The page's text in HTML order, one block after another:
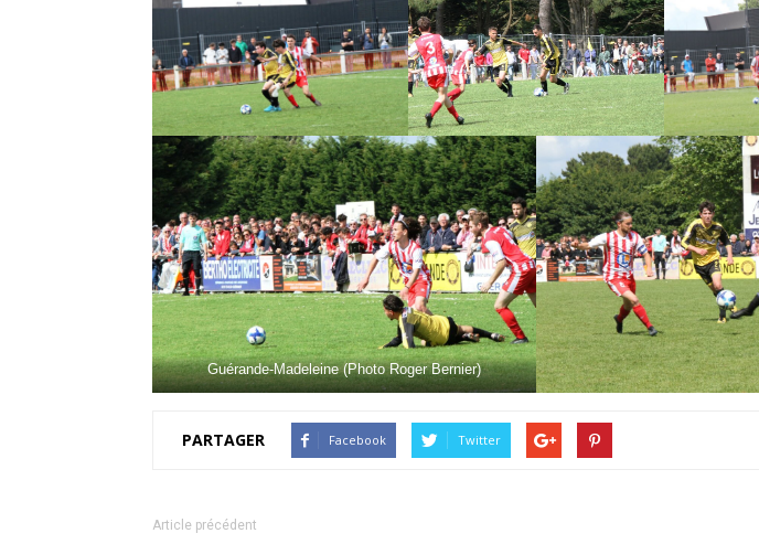
Guérande-Madeleine (Photo Roger Bernier)
PARTAGER Facebook Twitter
Article précédent